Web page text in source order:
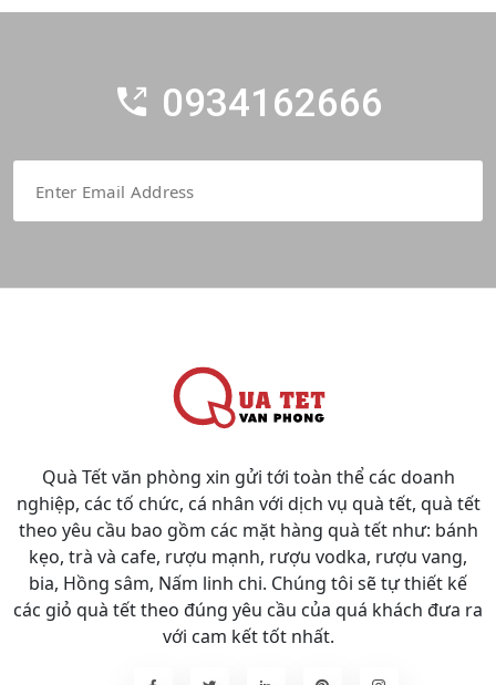
0934162666
Quà Tết văn phòng xin gửi tới toàn thể các doanh
nghiệp, các tố chức, cá nhân với dịch vụ quà tết, quà tết
theo yêu cầu bao gồm các mặt hàng quà tết như: bánh
kẹo, trà và cafe, rượu mạnh, rượu vodka, rượu vang,
bia, Hồng sâm, Nấm linh chi. Chúng tôi sẽ tự thiết kế
các giỏ quà tết theo đúng yêu cầu của quá khách đưa ra
với cam kết tốt nhất.